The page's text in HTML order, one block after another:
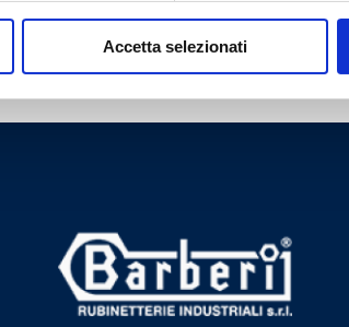
Accetta selezionati
Tem necessidade de ajuda?